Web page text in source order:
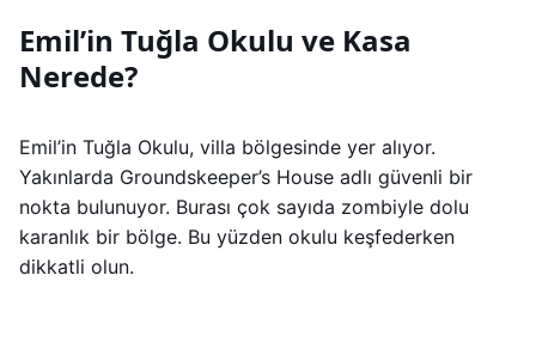
Emil’in Tuğla Okulu ve Kasa
Nerede?
Emil’in Tuğla Okulu, villa bölgesinde yer alıyor.
Yakınlarda Groundskeeper’s House adlı güvenli bir
nokta bulunuyor. Burası çok sayıda zombiyle dolu
karanlık bir bölge. Bu yüzden okulu keşfederken
dikkatli olun.